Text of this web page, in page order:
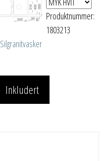
Produktnummer:
1803213
Silgranitvasker
Inkludert